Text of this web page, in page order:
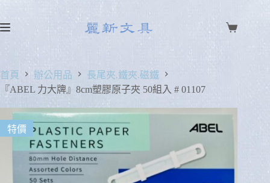
首頁 辦公用品
長尾夾.鐵夾.磁鐵
『ABEL 力大牌』8cm塑膠原子夾 50組入 # 01107
特價